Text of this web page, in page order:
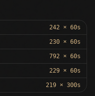
242 × 60s
230 × 60s
792 × 60s
229 × 60s
219 × 300s